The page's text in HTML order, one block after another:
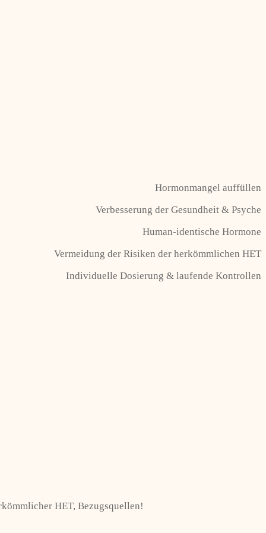
Hormonmangel auffüllen
Verbesserung der Gesundheit & Psyche
Human-identische Hormone
Vermeidung der Risiken der herkömmlichen HET
Individuelle Dosierung & laufende Kontrollen
HET, Bezugsquellen!